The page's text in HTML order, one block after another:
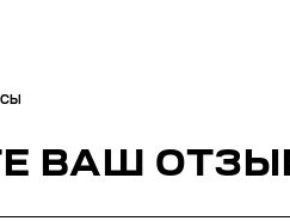
ВАШ